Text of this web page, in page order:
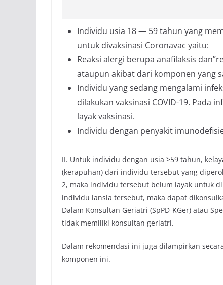
Individu usia 18 — 59 tahun yang
untuk divaksinasi Coronavac yaitu:
Reaksi alergi berupa anafilaksis
ataupun akibat dari komponen yang
Individu yang sedang mengalami
dilakukan vaksinasi COVID-19. Pada
layak vaksinasi.
Individu dengan penyakit
II. Untuk individu dengan usia >59 tahun,
(kerapuhan) dari individu tersebut yang
2, maka individu tersebut belum layak untuk
individu lansia tersebut, maka dapat
Dalam Konsultan Geriatri (SpPD-KGer) atau
tidak memiliki konsultan geriatri.
Dalam rekomendasi ini juga dilampirkan
komponen ini.